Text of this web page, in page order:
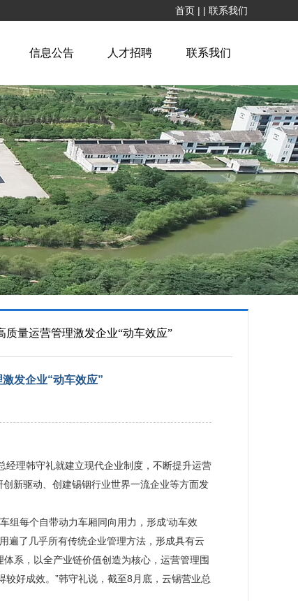
首页 | | 联系我们
信息公告 人才招聘 联系我们
质量运营管理激发企业“动车效应”
发企业“动车效应”
理韩守礼就建立现代企业制度，不断提升运营
新驱动、创建锡铟行业世界一流企业等方面发
组每个自带动力车厢同向用力，形成‘动车效
遍了几乎所有传统企业管理方法，形成具有云
系，以全产业链价值创造为核心，运营管理围
好成效。”韩守礼说，截至8月底，云锡营业总